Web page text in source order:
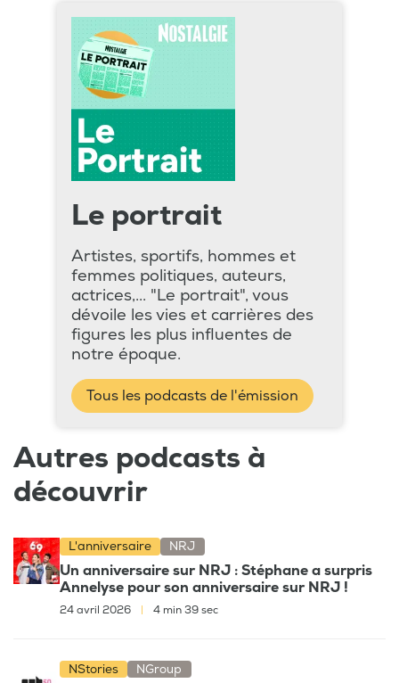
Le portrait
Artistes, sportifs, hommes et
femmes politiques, auteurs,
actrices,... "Le portrait", vous
dévoile les vies et carrières des
figures les plus influentes de
notre époque.
Tous les podcasts de l'émission
Autres podcasts à
découvrir
L'anniversaire NRJ
Un anniversaire sur NRJ : Stéphane a surpris
Annelyse pour son anniversaire sur NRJ !
24 avril 2026 4 min 39 sec
NStories NGroup